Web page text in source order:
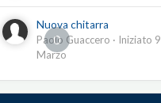
0
Nuova chitarra
Paolo Guaccero · Iniziato 9
Marzo